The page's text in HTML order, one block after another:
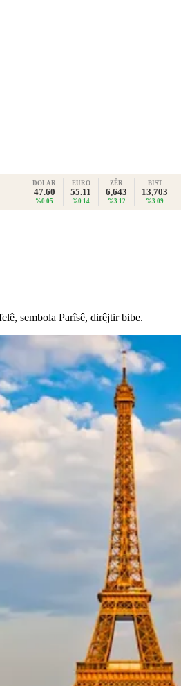
DOLAR
47.60
%0.05
EURO
55.11
%0.14
ZÊR
6,643
%3.12
BIST
13,703
%3.09
sembola Parîsê, dirêjtir bibe.